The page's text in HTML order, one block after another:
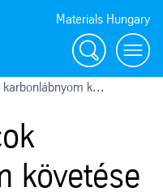
Materials Hungary
Search
karbonlábnyom k...
követése